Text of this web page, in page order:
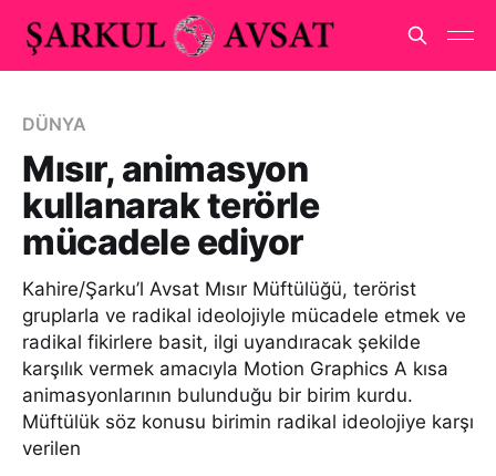
DÜNYA
Mısır, animasyon
kullanarak terörle
mücadele ediyor
Kahire/Şarku’l Avsat Mısır Müftülüğü, terörist
gruplarla ve radikal ideolojiyle mücadele etmek ve
radikal fikirlere basit, ilgi uyandıracak şekilde
karşılık vermek amacıyla Motion Graphics A kısa
animasyonlarının bulunduğu bir birim kurdu.
Müftülük söz konusu birimin radikal ideolojiye karşı
verilen